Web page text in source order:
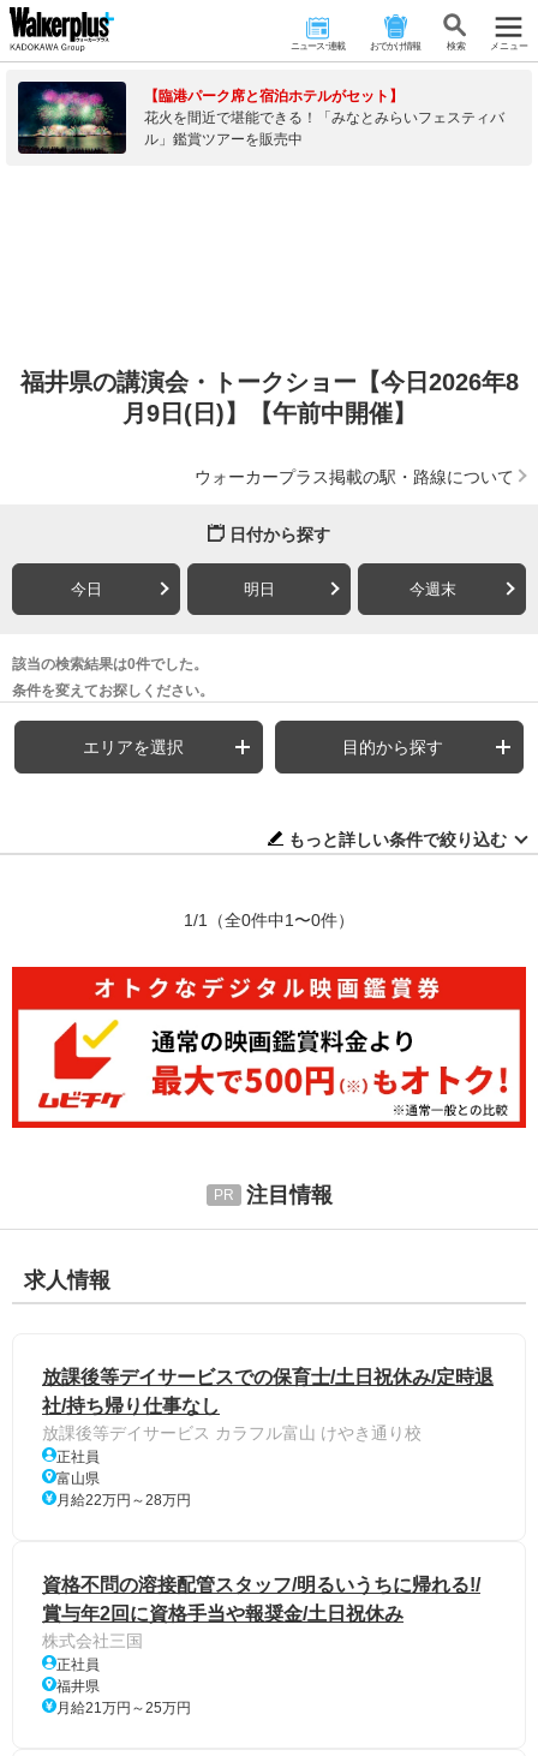
ニュース･連載 おでかけ情報 検 索 メニュー
【臨港パーク席と宿泊ホテルがセット】
花火を間近で堪能できる！「みなとみらいフェスティバ
ル」鑑賞ツアーを販売中
福井県の講演会・トークショー【今日2026年8
月9日(日)】【午前中開催】
ウォーカープラス掲載の駅・路線について
日付から探す
今日 明日 今週末
該当の検索結果は0件でした。
条件を変えてお探しください。
エリアを選択 目的から探す
もっと詳しい条件で絞り込む
1/1 （全0件中1〜0件）
注目情報
求人情報
放課後等デイサービスでの保育⼠/土日祝休み/定時退
社/持ち帰り仕事なし
放課後等デイサービス カラフル富山 けやき通り校
正社員
富山県
月給22万円～28万円
資格不問の溶接配管スタッフ/明るいうちに帰れる!/
賞与年2回に資格手当や報奨金/土日祝休み
株式会社三国
正社員
福井県
月給21万円～25万円